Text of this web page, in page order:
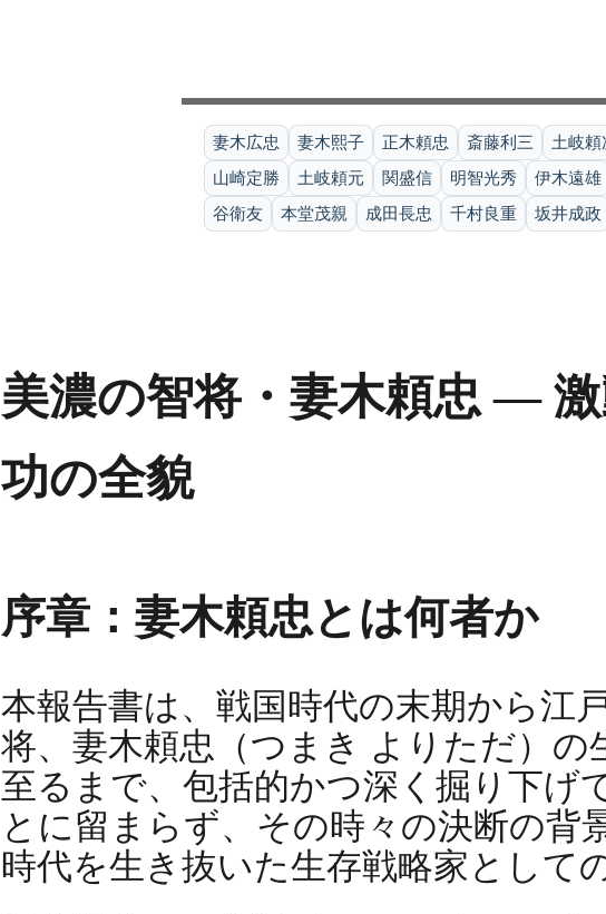
妻木広忠 妻木熙子 正木頼忠 斎藤利三 土岐頼
山崎定勝
土岐頼元 関盛信 明智光秀 伊木遠雄
谷衛友
本堂茂親 成田長忠 千村良重 坂井成政
美濃の智将・妻木頼忠 ―
功の全貌
序章：妻木頼忠とは何者か
本報告書は、戦国時代の末期から江
将、妻木頼忠（つまき よりただ）
至るまで、包括的かつ深く掘り下げ
とに留まらず、その時々の決断の背
時代を生き抜いた生存戦略家として